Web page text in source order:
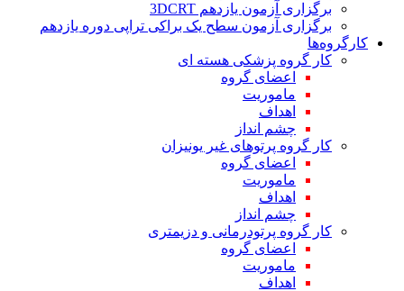
برگزاری آزمون یازدهم 3DCRT
برگزاری آزمون سطح یک براکی تراپی دوره یازدهم
کارگروه‌ها
کار گروه پزشکی هسته ای
اعضای گروه
ماموریت
اهداف
چشم انداز
کار گروه پرتوهای غیر یونیزان
اعضای گروه
ماموریت
اهداف
چشم انداز
کار گروه پرتودرمانی و دزیمتری
اعضای گروه
ماموریت
اهداف